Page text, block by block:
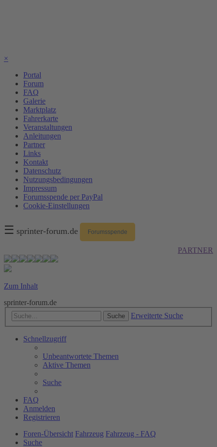
×
Portal
Forum
FAQ
Galerie
Marktplatz
Fahrerkarte
Veranstaltungen
Anleitungen
Partner
Links
Kontakt
Datenschutz
Nutzungsbedingungen
Impressum
Forumsspende per PayPal
Cookie-Einstellungen
☰ sprinter-forum.de Forumsspende
PARTNER
Zum Inhalt
sprinter-forum.de
Suche Erweiterte Suche
Schnellzugriff
Unbeantwortete Themen
Aktive Themen
Suche
FAQ
Anmelden
Registrieren
Foren-Übersicht Fahrzeug Fahrzeug - FAQ
Suche